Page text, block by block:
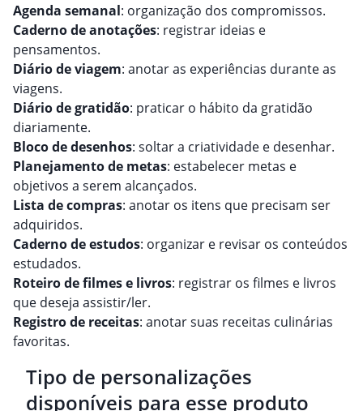
Agenda semanal: organização dos compromissos.
Caderno de anotações: registrar ideias e
pensamentos.
Diário de viagem: anotar as experiências durante as
viagens.
Diário de gratidão: praticar o hábito da gratidão
diariamente.
Bloco de desenhos: soltar a criatividade e desenhar.
Planejamento de metas: estabelecer metas e
objetivos a serem alcançados.
Lista de compras: anotar os itens que precisam ser
adquiridos.
Caderno de estudos: organizar e revisar os conteúdos
estudados.
Roteiro de filmes e livros: registrar os filmes e livros
que deseja assistir/ler.
Registro de receitas: anotar suas receitas culinárias
favoritas.
Tipo de personalizações
disponíveis para esse produto